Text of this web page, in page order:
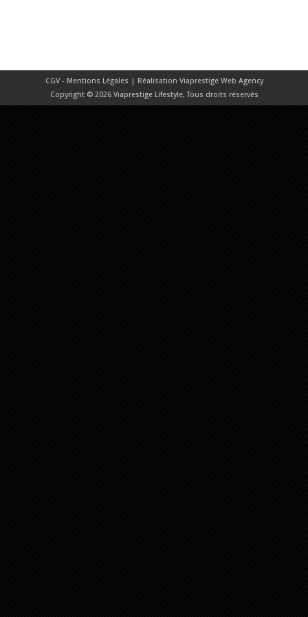
CGV - Mentions Légales | Réalisation Viaprestige Web Agency
Copyright © 2026 Viaprestige Lifestyle, Tous droits réservés